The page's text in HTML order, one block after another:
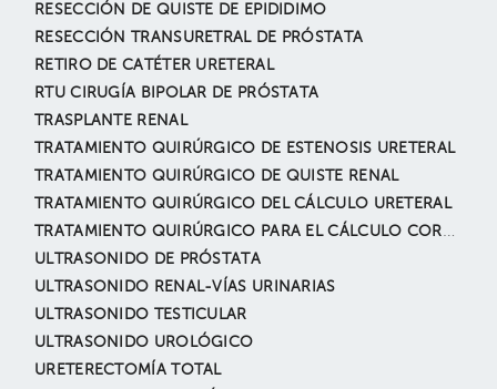
RESECCIÓN DE QUISTE DE EPIDIDIMO
RESECCIÓN TRANSURETRAL DE PRÓSTATA
RETIRO DE CATÉTER URETERAL
RTU CIRUGÍA BIPOLAR DE PRÓSTATA
TRASPLANTE RENAL
TRATAMIENTO QUIRÚRGICO DE ESTENOSIS URETERAL
TRATAMIENTO QUIRÚRGICO DE QUISTE RENAL
TRATAMIENTO QUIRÚRGICO DEL CÁLCULO URETERAL
TRATAMIENTO QUIRÚRGICO PARA EL CÁLCULO CORALIFORME
ULTRASONIDO DE PRÓSTATA
ULTRASONIDO RENAL-VÍAS URINARIAS
ULTRASONIDO TESTICULAR
ULTRASONIDO UROLÓGICO
URETERECTOMÍA TOTAL